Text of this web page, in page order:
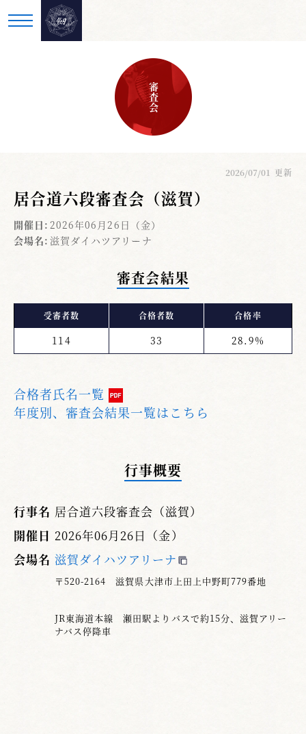
審査会
2026/07/01 更新
居合道六段審査会（滋賀）
開催日: 2026年06月26日（金）
会場名: 滋賀ダイハツアリーナ
審査会結果
受審者数 合格者数 合格率
114 33 28.9%
合格者氏名一覧
年度別、審査会結果一覧はこちら
行事概要
行事名 居合道六段審査会（滋賀）
開催日 2026年06月26日（金）
会場名 滋賀ダイハツアリーナ
〒520-2164 滋賀県大津市上田上中野町779番地
JR東海道本線 瀬田駅よりバスで約15分、滋賀アリー
ナバス停降車